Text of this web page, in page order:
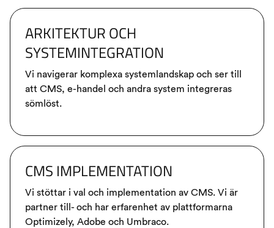
ARKITEKTUR OCH
SYSTEMINTEGRATION
Vi navigerar komplexa systemlandskap och ser till
att CMS, e-handel och andra system integreras
sömlöst.
CMS IMPLEMENTATION
Vi stöttar i val och implementation av CMS. Vi är
partner till- och har erfarenhet av plattformarna
Optimizely, Adobe och Umbraco.